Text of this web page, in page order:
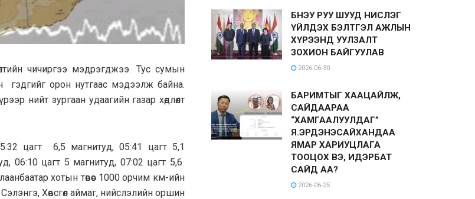
чичиргээ мэдрэгджээ. Тус сумын
гэдгийг орон нутгаас мэдээлж байна.
нийт зургаан удаагийн газар хөдлөлт
цагт 6,5 магнитуд, 05:41 цагт 5,1
06:10 цагт 5 магнитуд, 07:02 цагт 5,6
хотын төвөөс 1000 орчим км-ийн
Хөвсгөл аймаг, нийслэлийн оршин
БНЭУ РУУ ШУУД НИСЛЭГ
ҮЙЛДЭХ БЭЛТГЭЛ АЖЛЫН
ХҮРЭЭНД УУЛЗАЛТ
ЗОХИОН БАЙГУУЛАВ
2026-06-30
БАРИМТЫГ ХААЦАЙЛЖ,
САЙДААРАА
“ХАМГААЛУУЛДАГ”
Я.ЭРДЭНЭСАЙХАНДАА
ЯМАР ХАРИУЦЛАГА
ТООЦОХ ВЭ, ИДЭРБАТ
САЙД АА?
2026-06-25